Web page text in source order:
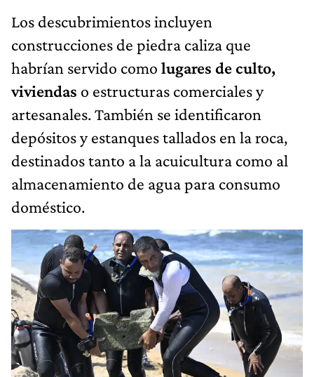
Los descubrimientos incluyen
construcciones de piedra caliza que
habrían servido como lugares de culto,
viviendas o estructuras comerciales y
artesanales. También se identificaron
depósitos y estanques tallados en la roca,
destinados tanto a la acuicultura como al
almacenamiento de agua para consumo
doméstico.